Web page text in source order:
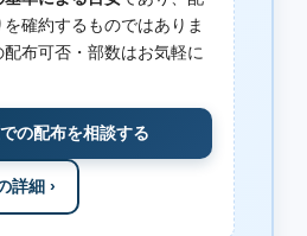
確約するものではありま
布可否・部数はお気軽に
の配布を相談する
詳細 ›